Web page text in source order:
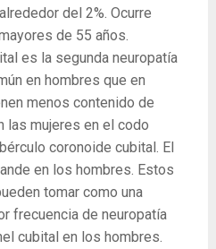
del 2%. Ocurre
de 55 años.
es la segunda neuropatía
en hombres que en
menos contenido de
las mujeres en el codo
coronoide cubital. El
en los hombres. Estos
tomar como una
frecuencia de neuropatía
cubital en los hombres.